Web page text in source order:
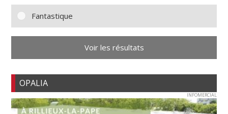
Fantastique
Voir les résultats
OPALIA
INFOMERCIAL